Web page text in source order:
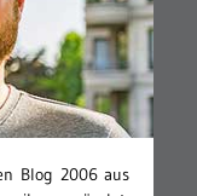
Blog 2006 aus